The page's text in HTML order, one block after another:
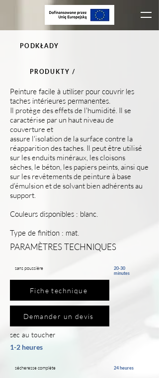
PODKŁADY
PRODUKTY /
Peinture facile à utiliser pour couvrir les
taches intérieures permanentes.
Il protège des effets de l'humidité. Il se
caractérise par un haut niveau de
couverture et
assure l'isolation de la surface contre la
réapparition des taches. Il peut être utilisé
sur les enduits minéraux, les cloisons
sèches, le béton, les papiers peints, ainsi que
sur les revêtements de peinture à base
d'émulsion et de solvant bien adhérents au
support.
Couleurs disponibles : blanc.
Type de finition : mat.
PARAMÈTRES TECHNIQUES
Fiche technique
Demander un devis
sans poussière
20-30
minutes
sec au toucher
1-2 heures
sécheresse complète 24 heures